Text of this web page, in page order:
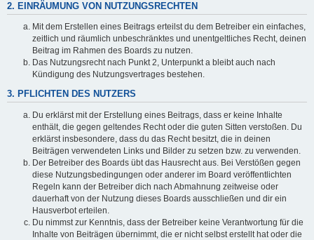
2. EINRÄUMUNG VON NUTZUNGSRECHTEN
Mit dem Erstellen eines Beitrags erteilst du dem Betreiber ein einfaches,
zeitlich und räumlich unbeschränktes und unentgeltliches Recht, deinen
Beitrag im Rahmen des Boards zu nutzen.
Das Nutzungsrecht nach Punkt 2, Unterpunkt a bleibt auch nach
Kündigung des Nutzungsvertrages bestehen.
3. PFLICHTEN DES NUTZERS
Du erklärst mit der Erstellung eines Beitrags, dass er keine Inhalte
enthält, die gegen geltendes Recht oder die guten Sitten verstoßen. Du
erklärst insbesondere, dass du das Recht besitzt, die in deinen
Beiträgen verwendeten Links und Bilder zu setzen bzw. zu verwenden.
Der Betreiber des Boards übt das Hausrecht aus. Bei Verstößen gegen
diese Nutzungsbedingungen oder anderer im Board veröffentlichten
Regeln kann der Betreiber dich nach Abmahnung zeitweise oder
dauerhaft von der Nutzung dieses Boards ausschließen und dir ein
Hausverbot erteilen.
Du nimmst zur Kenntnis, dass der Betreiber keine Verantwortung für die
Inhalte von Beiträgen übernimmt, die er nicht selbst erstellt hat oder die